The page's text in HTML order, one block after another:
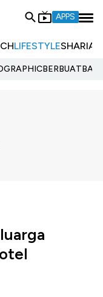
APPS
LIFESTYLESHARIA